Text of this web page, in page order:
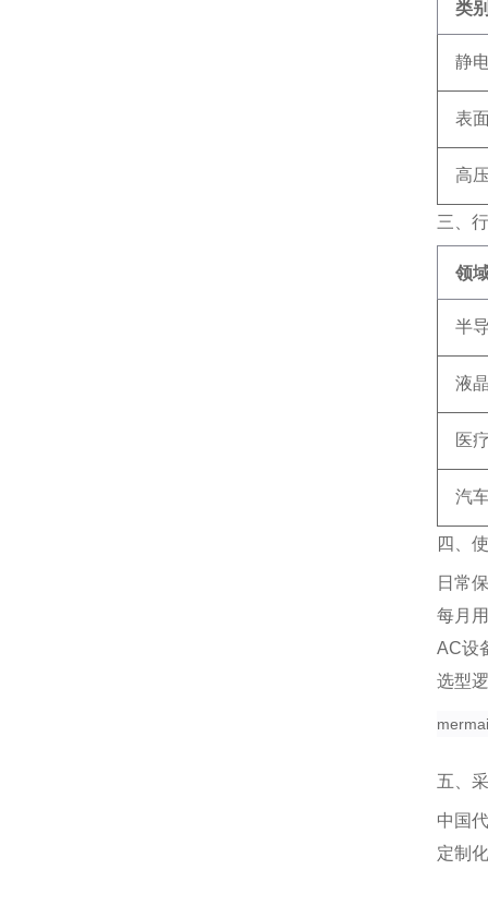
类
静
表
高
三、
领
半
液
医
汽
四、
日常
每月
AC设
选型
五、
中国
定制